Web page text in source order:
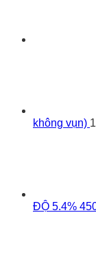
không vụn)
ĐỘ 5.4%